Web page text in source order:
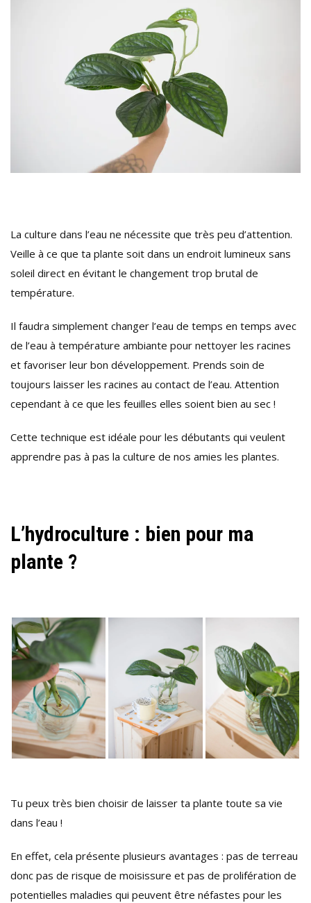
La culture dans l’eau ne nécessite que très peu d’attention.
Veille à ce que ta plante soit dans un endroit lumineux sans
soleil direct en évitant le changement trop brutal de
température.
Il faudra simplement changer l’eau de temps en temps avec
de l’eau à température ambiante pour nettoyer les racines
et favoriser leur bon développement. Prends soin de
toujours laisser les racines au contact de l’eau. Attention
cependant à ce que les feuilles elles soient bien au sec !
Cette technique est idéale pour les débutants qui veulent
apprendre pas à pas la culture de nos amies les plantes.
L’hydroculture : bien pour ma
plante ?
Tu peux très bien choisir de laisser ta plante toute sa vie
dans l’eau !
En effet, cela présente plusieurs avantages : pas de terreau
donc pas de risque de moisissure et pas de prolifération de
potentielles maladies qui peuvent être néfastes pour les